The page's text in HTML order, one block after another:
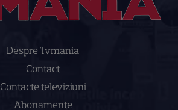
Despre Tvmania
Contact
Contacte televiziuni
Abonamente